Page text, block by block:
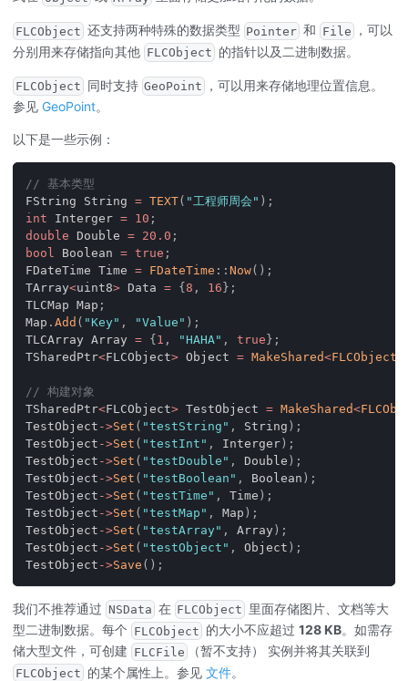
FLCObject 还支持两种特殊的数据类型 Pointer 和 File ，可以
分别用来存储指向其他 FLCObject 的指针以及二进制数据。
FLCObject 同时支持 GeoPoint
，可以用来存储地理位置信息。
参见 GeoPoint。
以下是一些示例：
// 基本类型
FString String = TEXT( "工程师周会" ) ;
int Interger = 10 ;
double Double = 20.0 ;
bool
Boolean = true ;
FDateTime Time = FDateTime :: Now( ) ;
TArray<uint8> Data = { 8 , 16 } ;
TLCMap Map ;
Map . Add ( "Key" , "Value" ) ;
TLCArray Array = { 1 , "HAHA" , true } ;
TSharedPtr<FLCObject> Object = MakeShared<FLCObject
// 构建对象
TSharedPtr<FLCObject> TestObject = MakeShared<
TestObject ->Set ( "testString" , String ) ;
TestObject ->Set ( "testInt" , Interger ) ;
TestObject ->Set ( "testDouble" , Double ) ;
TestObject ->Set ( "testBoolean" , Boolean ) ;
TestObject ->Set ( "testTime" , Time ) ;
TestObject ->Set ( "testMap" , Map ) ;
TestObject ->Set ( "testArray" , Array ) ;
TestObject ->Set ( "testObject" , Object ) ;
TestObject ->Save ( ) ;
我们不推荐通过 NSData 在 FLCObject 里面存储图片、文档等大
型二进制数据。每个 FLCObject 的大小不应超过 128 KB。如需存
储大型文件，可创建 FLCFile （暂不支持） 实例并将其关联到
FLCObject 的某个属性上。参见 文件。